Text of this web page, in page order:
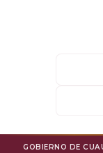
GOBIERNO DE